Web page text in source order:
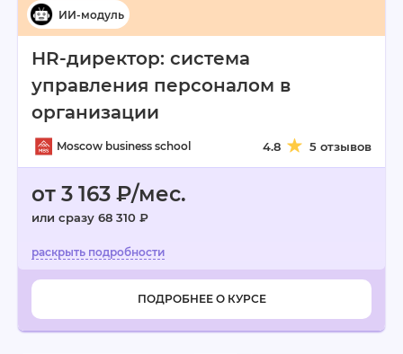
HR-директор: система
управления персоналом в
организации
Moscow business school 4.8 5 отзывов
от 3 163 ₽/мес.
или сразу 68 310 ₽
ПОДРОБНЕЕ О КУРСЕ